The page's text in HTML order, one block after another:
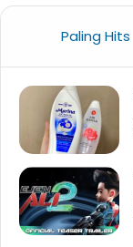
Paling Hits